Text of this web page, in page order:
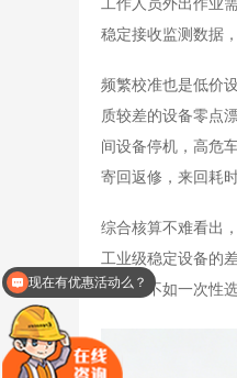
工作人员外出作业
稳定接收监测数据
频繁校准也是低价
质较差的设备零点
间设备停机，高危
寄回返修，来回耗
综合核算不难看出
工业级稳定设备的
设备，不如一次性
可以介绍下你们的产品么？